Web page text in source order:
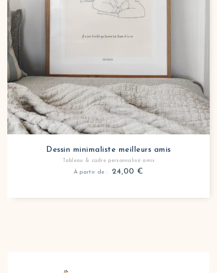
Dessin minimaliste meilleurs amis
Tableau & cadre personnalisé amis
À partir de : 24,00 €